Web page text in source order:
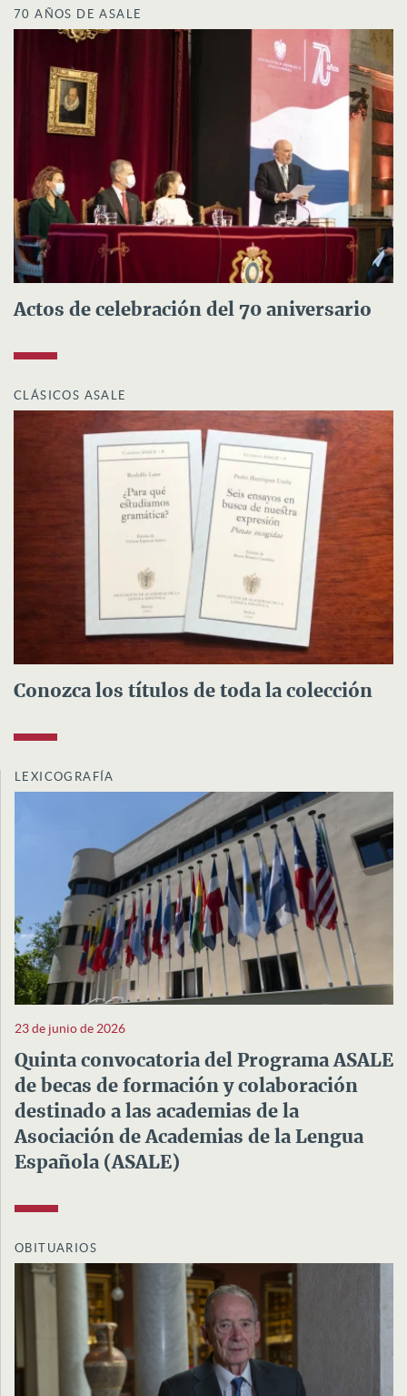
70 AÑOS DE ASALE
Actos de celebración del 70 aniversario
CLÁSICOS ASALE
Conozca los títulos de toda la colección
LEXICOGRAFÍA
23 de junio de 2026
Quinta convocatoria del Programa ASALE
de becas de formación y colaboración
destinado a las academias de la
Asociación de Academias de la Lengua
Española (ASALE)
OBITUARIOS